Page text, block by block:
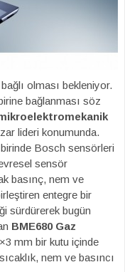
olması bekleniyor.
bağlanması söz
lideri konumunda.
Bosch sensörleri
sensör
basınç, nem ve
entegre bir
sürdürerek bugün
BME680 Gaz
mm bir kutu içinde
nem ve basıncı